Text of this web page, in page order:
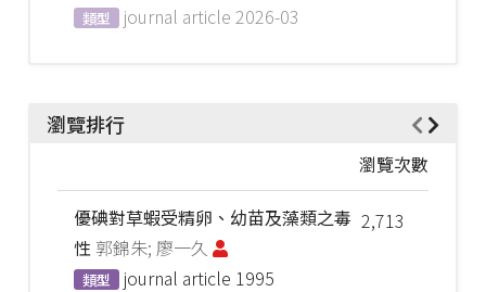
類型 journal article 2026-03
瀏覽排行
瀏覽次數
2,713
優碘對草蝦受精卵、幼苗及藻類之毒
性 郭錦朱; 廖一久
類型 journal article 1995